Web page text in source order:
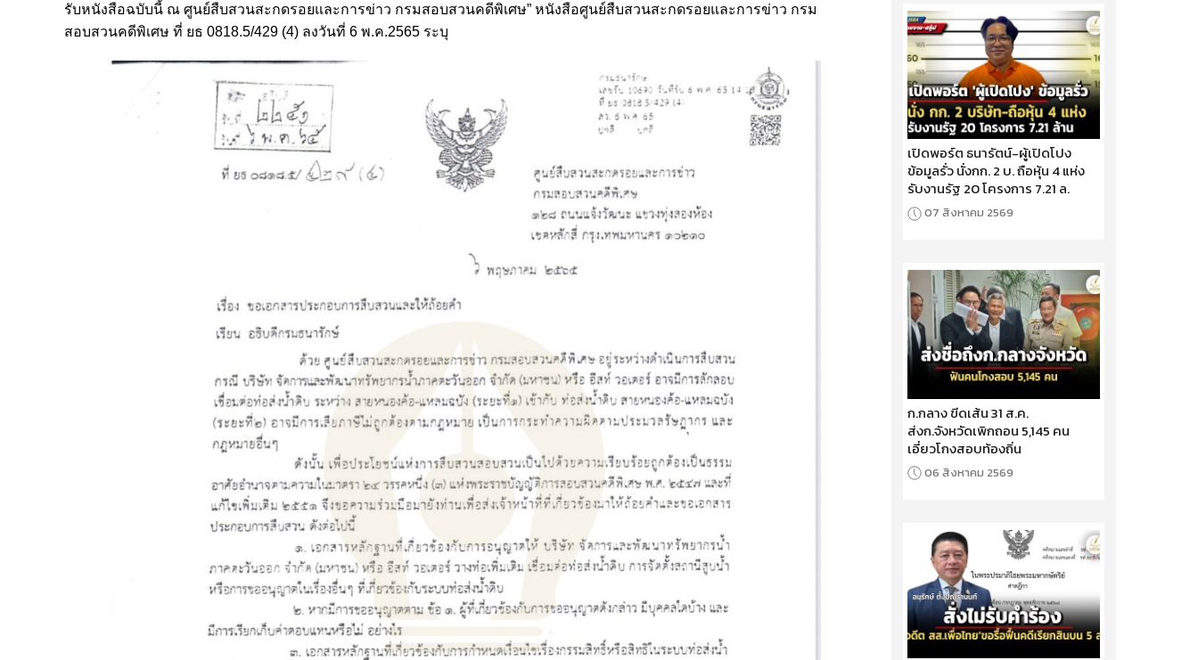
รับหนังสือฉบับนี้ ณ ศูนย์สืบสวนสะกดรอยและการข่าว กรมสอบสวนคดีพิเศษ” หนังสือศูนย์สืบสวนสะกดรอยและการข่าว กรม
สอบสวนคดีพิเศษ ที่ ยธ 0818.5/429 (4) ลงวันที่ 6 พ.ค.2565 ระบุ
เปิดพอร์ต ธนารัตน์-ผู้เปิดโปง
ข้อมูลรั่ว นั่งกก. 2 บ. ถือหุ้น 4 แห่ง
รับงานรัฐ 20 โครงการ 7.21 ล.
07 สิงหาคม 2569
ก.กลาง ขีดเส้น 31 ส.ค.
ส่งก.จังหวัดเพิกถอน 5,145 คน
เอี่ยวโกงสอบท้องถิ่น
06 สิงหาคม 2569